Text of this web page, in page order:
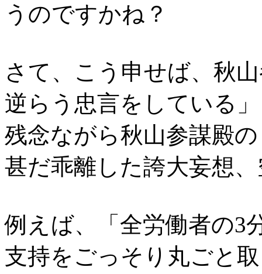
うのですかね？
さて、こう申せば、秋
逆らう忠言をしている
残念ながら秋山参謀殿
甚だ乖離した誇大妄想
例えば、「全労働者の3
支持をごっそり丸ごと